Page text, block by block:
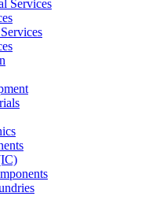
Services